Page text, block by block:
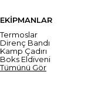
EKİPMANLAR
Termoslar
Direnç Bandı
Kamp Çadırı
Boks Eldiveni
Tümünü Gör